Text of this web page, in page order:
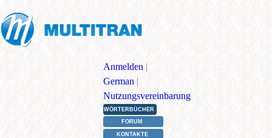
Anmelden |
German |
Nutzungsvereinbarung
WÖRTERBÜCHER
FORUM
KONTAKTE